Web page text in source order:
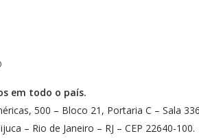
em todo o país.
500 – Bloco 21, Portaria C – Sala
– Rio de Janeiro – RJ – CEP 22640-100.